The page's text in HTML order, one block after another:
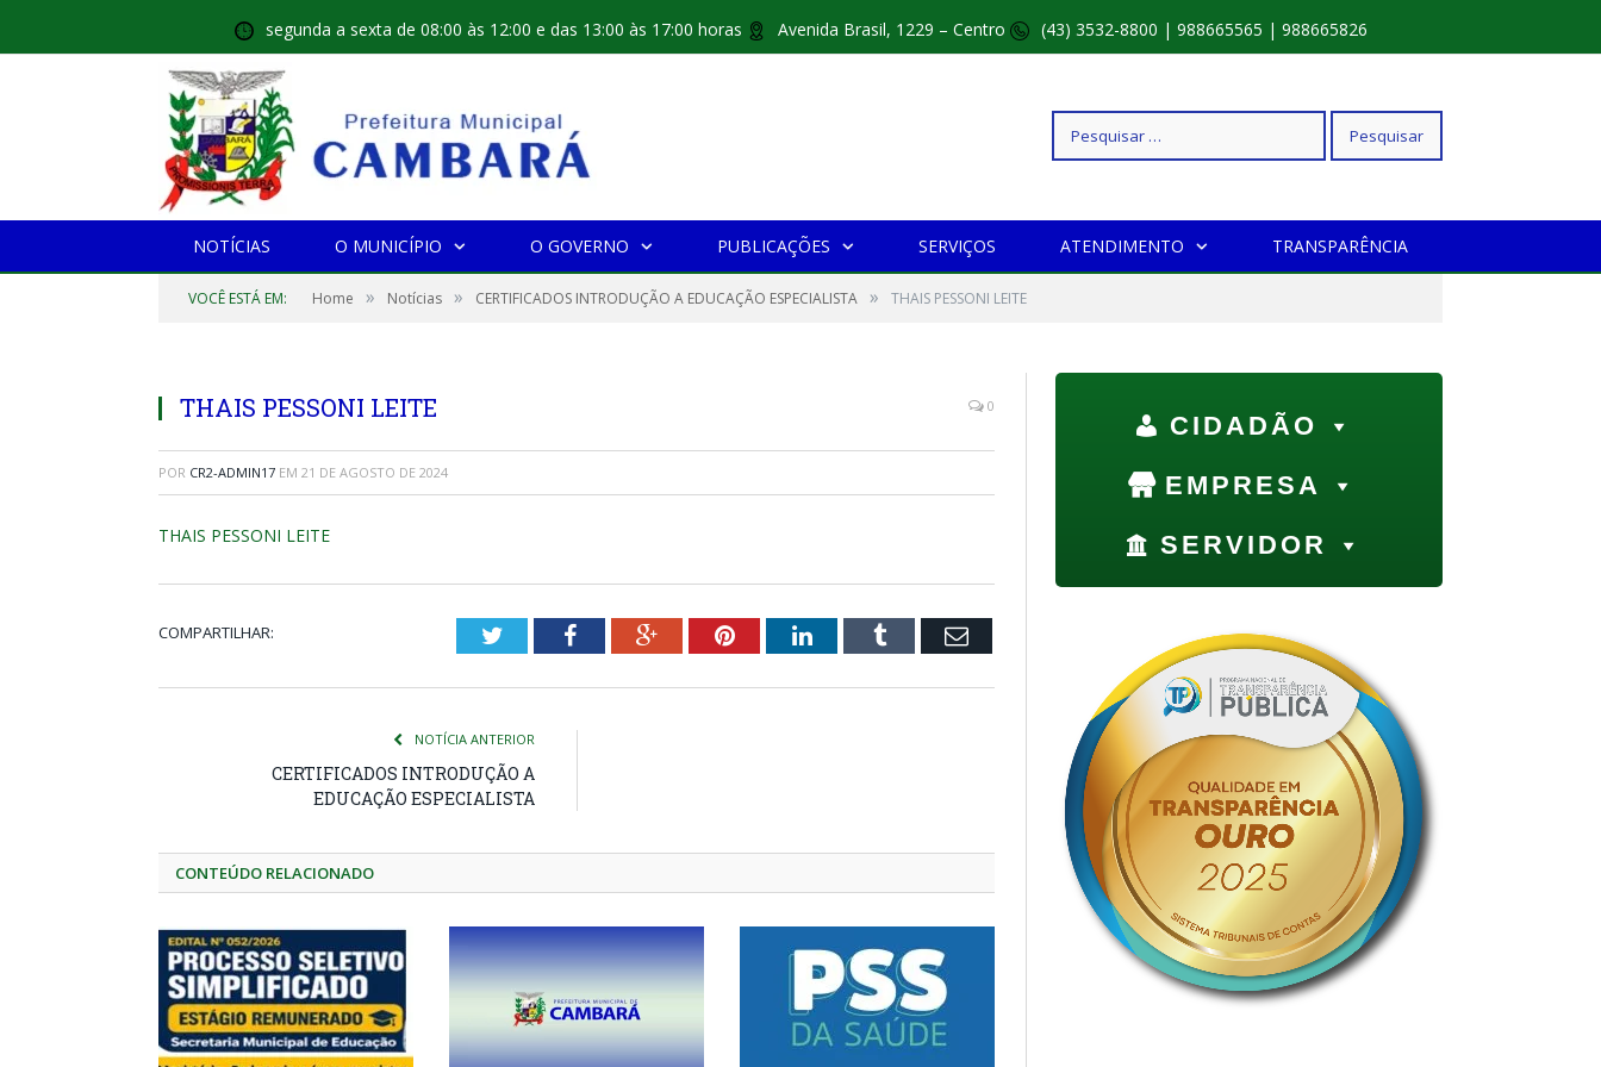
segunda a sexta de 08:00 às 12:00 e das 13:00 às 17:00 horas Avenida Brasil, 1229 – Centro (43) 3532-8800 | 988665565 | 988665826
Pesquisar
NOTÍCIAS O MUNICÍPIO O GOVERNO PUBLICAÇÕES SERVIÇOS ATENDIMENTO TRANSPARÊNCIA
VOCÊ ESTÁ EM: Home » Notícias » CERTIFICADOS INTRODUÇÃO A EDUCAÇÃO ESPECIALISTA » THAIS PESSONI LEITE
THAIS PESSONI LEITE 0
POR CR2-ADMIN17 EM 21 DE AGOSTO DE 2024
THAIS PESSONI LEITE
COMPARTILHAR: TwitterFacebookGoogle+PinterestLinkedInTumblr Email
NOTÍCIA ANTERIOR
CERTIFICADOS INTRODUÇÃO A
EDUCAÇÃO ESPECIALISTA
CONTEÚDO RELACIONADO
CIDADÃO
EMPRESA
SERVIDOR